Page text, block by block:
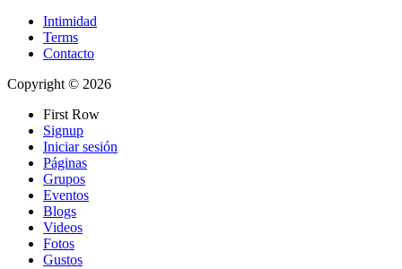
Intimidad
Terms
Contacto
Copyright © 2026
First Row
Signup
Iniciar sesión
Páginas
Grupos
Eventos
Blogs
Videos
Fotos
Gustos